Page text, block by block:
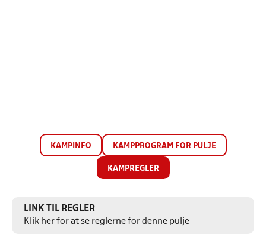
KAMPINFO KAMPPROGRAM FOR PULJE
KAMPREGLER
LINK TIL REGLER
Klik her for at se reglerne for denne pulje